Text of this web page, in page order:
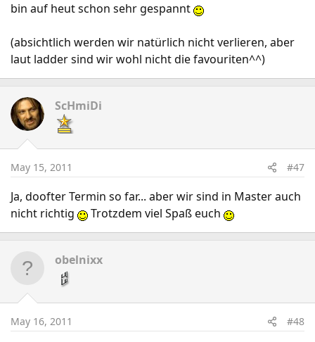
bin auf heut schon sehr gespannt
(absichtlich werden wir natürlich nicht verlieren, aber
laut ladder sind wir wohl nicht die favouriten^^)
ScHmiDi
May 15, 2011 #47
Ja, doofter Termin so far... aber wir sind in Master auch
nicht richtig
Trotzdem viel Spaß euch
obelnixx
May 16, 2011 #48